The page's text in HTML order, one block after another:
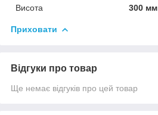
Висота
300 мм
Приховати
Відгуки про товар
Ще немає відгуків про цей товар